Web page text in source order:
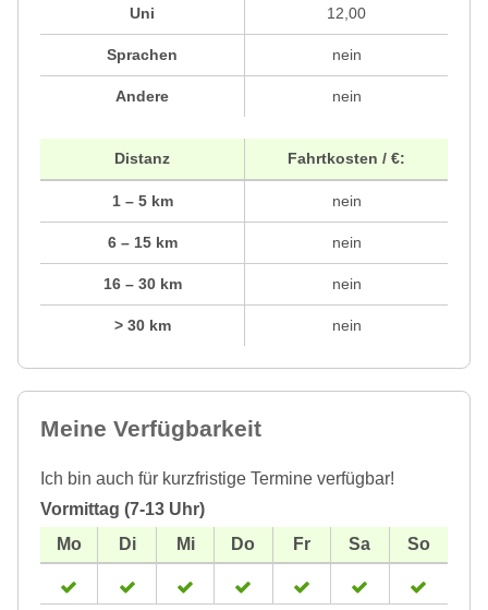
Uni
Sprachen
Andere
12,00
nein
nein
Distanz
1 – 5 km
6 – 15 km
16 – 30 km
> 30 km
Fahrtkosten / €:
nein
nein
nein
nein
Meine Verfügbarkeit
Ich bin auch für kurzfristige Termine verfügbar!
Vormittag (7-13 Uhr)